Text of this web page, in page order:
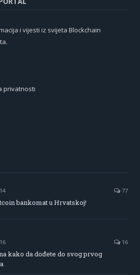
i vijesti iz svijeta Blockchain
privatnosti
77
bankomat u Hrvatskoj!
16
kako da dođete do svog prvog